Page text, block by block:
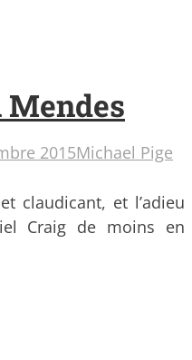
Mendes
2015Michael Pige
claudicant, et l’adieu
Craig de moins en